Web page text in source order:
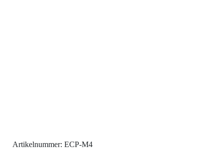
Artikelnummer: ECP-M4